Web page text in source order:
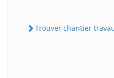
Trouver chantier